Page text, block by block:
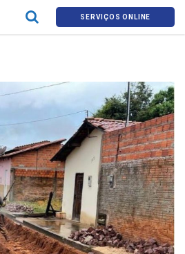
SERVIÇOS ONLINE